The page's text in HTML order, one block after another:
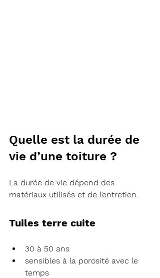
Quelle est la durée de
vie d’une toiture ?
La durée de vie dépend des
matériaux utilisés et de l’entretien.
Tuiles terre cuite
30 à 50 ans
sensibles à la porosité avec le
temps